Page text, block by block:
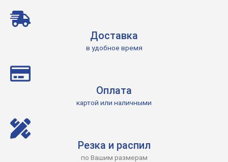
Доставка
в удобное время
Оплата
картой или наличными
Резка и распил
по Вашим размерам